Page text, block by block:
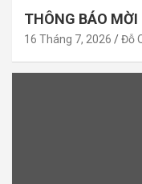
THÔNG BÁO
16 Tháng 7, 2026 Đỗ